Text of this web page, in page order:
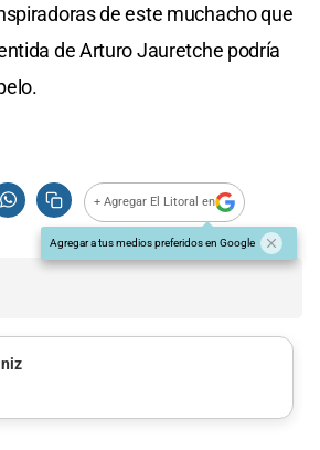
de este muchacho que
de Arturo Jauretche podría
+ Agregar El Litoral en
Agregar a tus medios preferidos en Google